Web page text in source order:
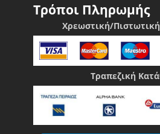
Τρόποι Πληρωμής
Χρεωστική/
Τραπεζική